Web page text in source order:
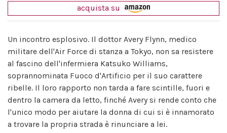
acquista su
Un incontro esplosivo. Il dottor Avery Flynn, medico
militare dell'Air Force di stanza a Tokyo, non sa resistere
al fascino dell'infermiera Katsuko Williams,
soprannominata Fuoco d'Artificio per il suo carattere
ribelle. Il loro rapporto non tarda a fare scintille, fuori e
dentro la camera da letto, finché Avery si rende conto che
l'unico modo per aiutare la donna di cui si è innamorato
a trovare la propria strada è rinunciare a lei.